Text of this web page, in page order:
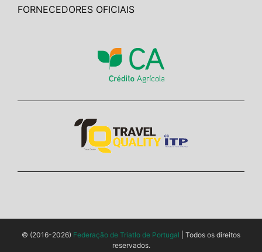
FORNECEDORES OFICIAIS
© (2016-2026) Federação de Triatlo de Portugal | Todos os direitos
reservados.